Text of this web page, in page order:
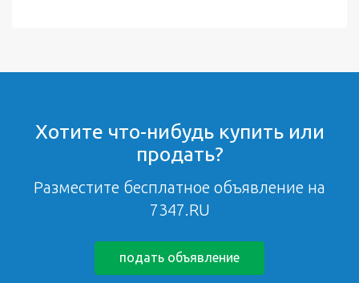
Хотите что-нибудь купить или
продать?
Разместите бесплатное объявление на
7347.RU
подать объявление